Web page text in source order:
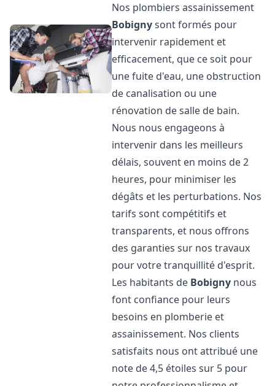
Nos plombiers assainissement
Bobignysont formés pour
intervenir rapidement et
efficacement, que ce soit pour
une fuite d'eau, une obstruction
de canalisation ou une
rénovation de salle de bain.
Nous nous engageons à
intervenir dans les meilleurs
délais, souvent en moins de 2
heures, pour minimiser les
dégâts et les perturbations. Nos
tarifs sont compétitifs et
transparents, et nous offrons
des garanties sur nos travaux
pour votre tranquillité d'esprit.
Les habitants de Bobigny nous
font confiance pour leurs
besoins en plomberie et
assainissement. Nos clients
satisfaits nous ont attribué une
note de 4,5 étoiles sur 5 pour